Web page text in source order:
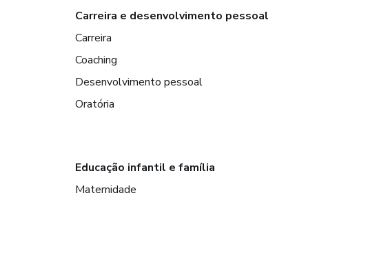
Carreira e desenvolvimento pessoal
Carreira
Coaching
Desenvolvimento pessoal
Oratória
Educação infantil e família
Maternidade